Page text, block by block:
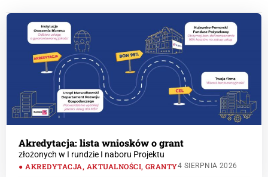
Akredytacja: lista wniosków o grant
złożonych w I rundzie I naboru Projektu
AKREDYTACJA, AKTUALNOŚCI, GRANTY4 SIERPNIA 2026